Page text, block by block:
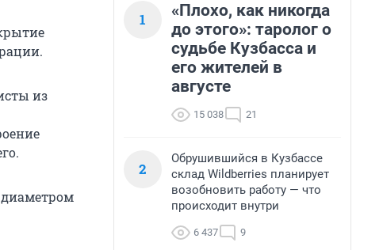
из
1
«Плохо, как никогда
до этого»: таролог о
судьбе Кузбасса и
его жителей в
августе
15 038 21
2
Обрушившийся в Кузбассе
склад Wildberries планирует
возобновить работу — что
происходит внутри
6 437 9